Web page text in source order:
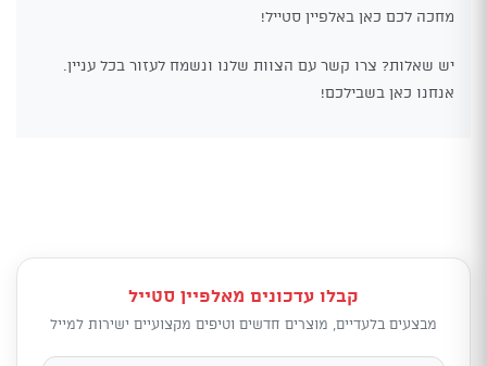
מחכה לכם כאן באלפיין סטייל!
יש שאלות? צרו קשר עם הצוות שלנו ונשמח לעזור בכל עניין.
אנחנו כאן בשבילכם!
קבלו עדכונים מאלפיין סטייל
מבצעים בלעדיים, מוצרים חדשים וטיפים מקצועיים ישירות למייל